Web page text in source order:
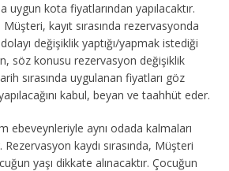
uygun kota fiyatlarından yapılacaktır.
kayıt sırasında rezervasyonda
değişiklik yaptığı/yapmak istediği
söz konusu rezervasyon değişiklik
sırasında uygulanan fiyatları göz
kabul, beyan ve taahhüt eder.
ebeveynleriyle aynı odada kalmaları
kaydı sırasında, Müşteri
yaşı dikkate alınacaktır. Çocuğun